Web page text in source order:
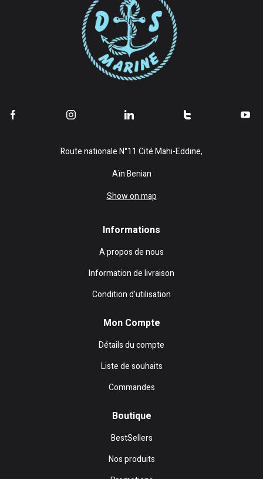
Route nationale N°11 Cité Mahi-Eddine,
Aïn Benian
Show on map
Informations
A propos de nous
Information de livraison
Condition d’utilisation
Mon Compte
Détails du compte
Liste de souhaits
Commandes
Boutique
BestSellers
Nos produits